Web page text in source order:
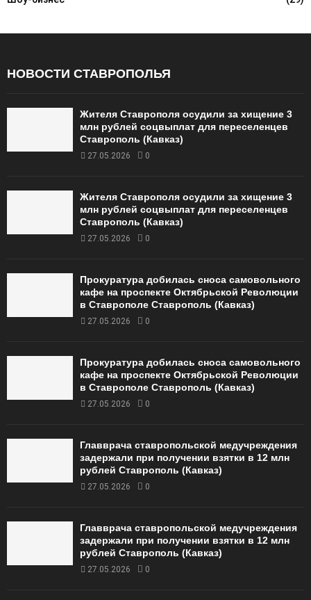
НОВОСТИ СТАВРОПОЛЬЯ
Жителя Ставрополя осудили за хищение 3
млн рублей соцвыплат для переселенцев
Ставрополь (Кавказ)
27.05.2026 0
Жителя Ставрополя осудили за хищение 3
млн рублей соцвыплат для переселенцев
Ставрополь (Кавказ)
27.05.2026 0
Прокуратура добилась сноса самовольного
кафе на проспекте Октябрьской Революции
в Ставрополе Ставрополь (Кавказ)
27.05.2026 0
Прокуратура добилась сноса самовольного
кафе на проспекте Октябрьской Революции
в Ставрополе Ставрополь (Кавказ)
27.05.2026 0
Главврача ставропольской медучреждения
задержали при получении взятки в 12 млн
рублей Ставрополь (Кавказ)
27.05.2026 0
Главврача ставропольской медучреждения
задержали при получении взятки в 12 млн
рублей Ставрополь (Кавказ)
27.05.2026 0